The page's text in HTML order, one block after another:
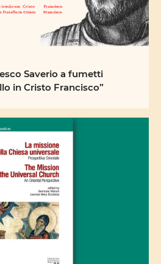
Saverio a fumetti
in Cristo Francisco”